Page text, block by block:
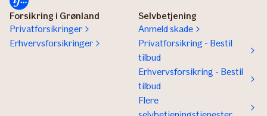
Forsikring i Grønland
Privatforsikringer
Erhvervsforsikringer
Selvbetjening
Anmeld skade
Privatforsikring - Bestil
tilbud
Erhvervsforsikring - Bestil
tilbud
Flere